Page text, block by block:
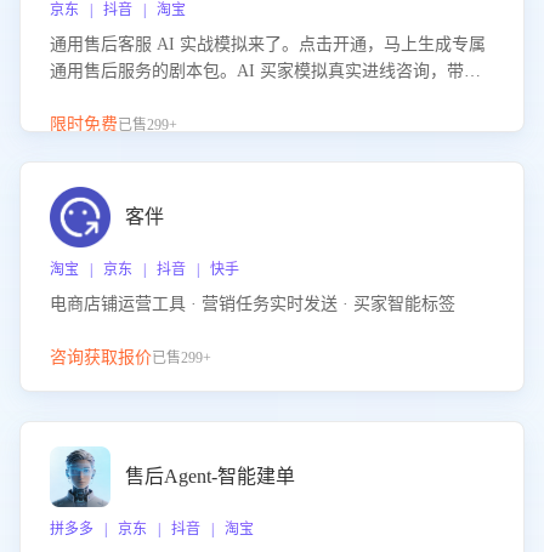
京东 | 抖音 | 淘宝
通用售后客服 AI 实战模拟来了。点击开通，马上生成专属
通用售后服务的剧本包。AI 买家模拟真实进线咨询，带您
的应对要点，轻松提升服务能力。
限时免费已售299+
客伴
淘宝 | 京东 | 抖音 | 快手
电商店铺运营工具 · 营销任务实时发送 · 买家智能标签
咨询获取报价已售299+
售后Agent-智能建单
拼多多 | 京东 | 抖音 | 淘宝